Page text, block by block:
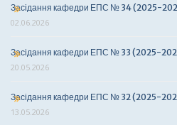
Засідання кафедри ЕПС № 34 (2025-
02.06.2026
Засідання кафедри ЕПС № 33 (2025-
20.05.2026
Засідання кафедри ЕПС № 32 (2025-
13.05.2026